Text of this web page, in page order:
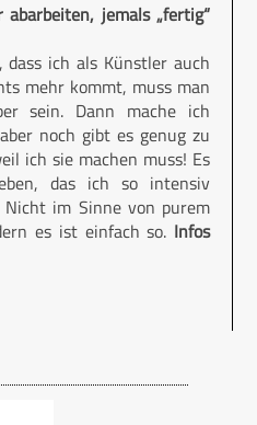
jemals „fertig“
dass ich als Künstler auch
mehr kommt, muss man
sein. Dann mache ich
noch gibt es genug zu
ich sie machen muss! Es
das ich so intensiv
im Sinne von purem
es ist einfach so. Infos